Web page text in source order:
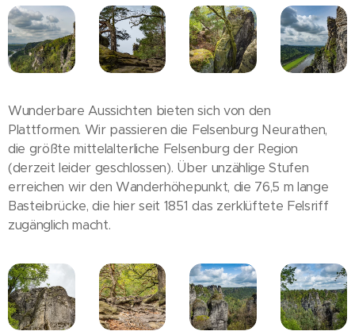
Wunderbare Aussichten bieten sich von den
Plattformen. Wir passieren die Felsenburg Neurathen,
die größte mittelalterliche Felsenburg der Region
(derzeit leider geschlossen). Über unzählige Stufen
erreichen wir den Wanderhöhepunkt, die 76,5 m lange
Basteibrücke, die hier seit 1851 das zerklüftete Felsriff
zugänglich macht.